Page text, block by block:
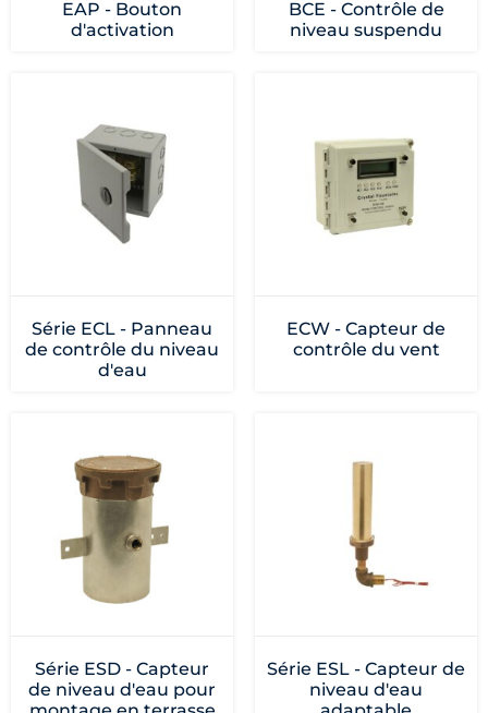
EAP - Bouton
d'activation
BCE - Contrôle de
niveau suspendu
Série ECL - Panneau
de contrôle du niveau
d'eau
ECW - Capteur de
contrôle du vent
Série ESD - Capteur
de niveau d'eau pour
Série ESL - Capteur de
niveau d'eau